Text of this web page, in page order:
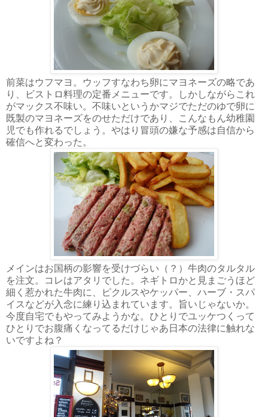
前菜はウフマヨ。ウッフすなわち卵にマヨネーズの略であ
り、ビストロ料理の定番メニューです。しかしながらこれ
がマックス不味い。不味いというかマジでただのゆで卵に
既製のマヨネーズをのせただけであり、こんなもん幼稚園
児でも作れるでしょう。やはり冒頭の嫌な予感は自信から
確信へと変わった。
メインはお国柄の影響を受けづらい（？）牛肉のタルタル
を注文。コレはアタリでした。ネギトロかと見まごうほど
細く惹かれた牛肉に、ピクルスやケッパー、ハーブ・スパ
イスなどが入念に練り込まれています。旨いじゃないか。
今度自宅でもやってみようかな。ひとりでユッケつくって
ひとりでお腹痛くなってるだけじゃあ日本の法律に触れな
いですよね？